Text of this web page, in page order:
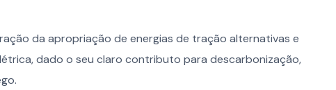
da apropriação de energias de tração alternativas e
dado o seu claro contributo para descarbonização,